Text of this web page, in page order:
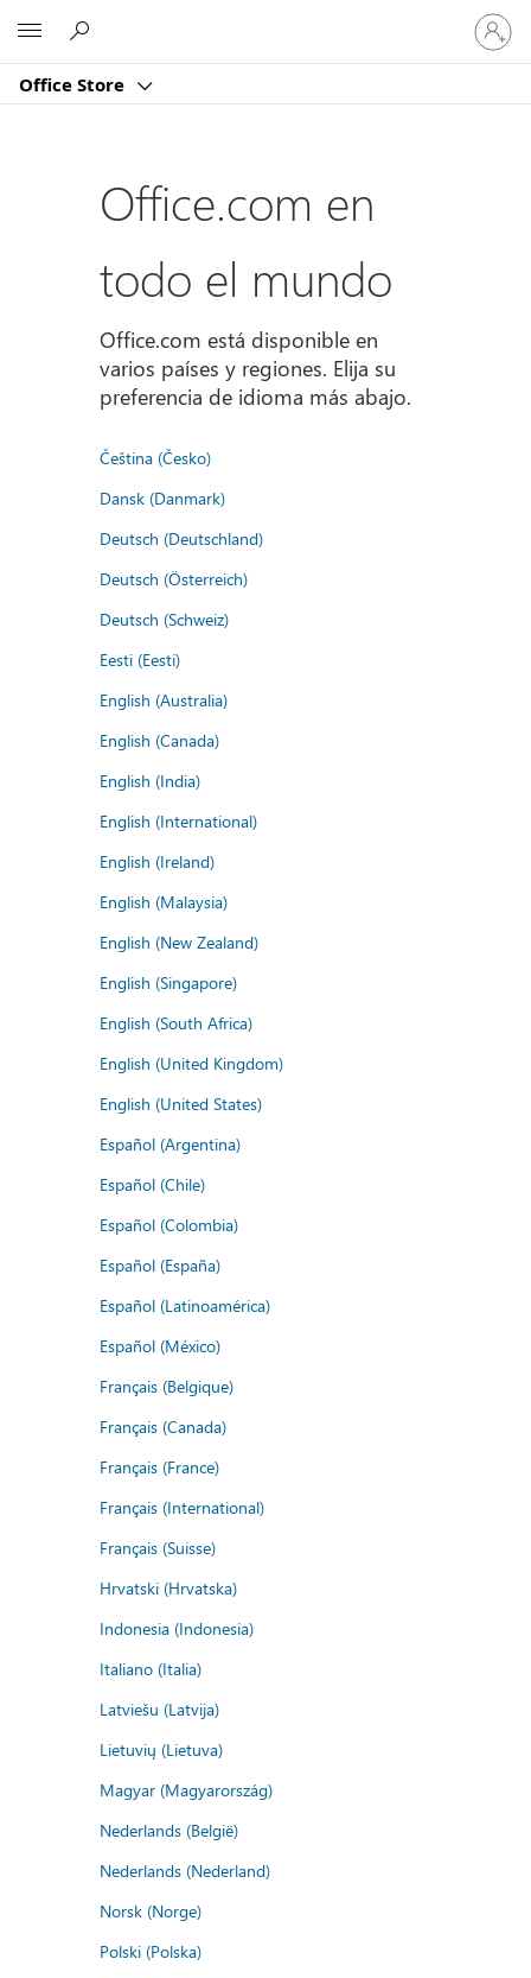
Office Store
Iniciar
sesión
en
cuenta
Office.com en
todo el mundo
Office.com está disponible en
varios países y regiones. Elija su
preferencia de idioma más abajo.
Čeština (Česko)
Dansk (Danmark)
Deutsch (Deutschland)
Deutsch (Österreich)
Deutsch (Schweiz)
Eesti (Eesti)
English (Australia)
English (Canada)
English (India)
English (International)
English (Ireland)
English (Malaysia)
English (New Zealand)
English (Singapore)
English (South Africa)
English (United Kingdom)
English (United States)
Español (Argentina)
Español (Chile)
Español (Colombia)
Español (España)
Español (Latinoamérica)
Español (México)
Français (Belgique)
Français (Canada)
Français (France)
Français (International)
Français (Suisse)
Hrvatski (Hrvatska)
Indonesia (Indonesia)
Italiano (Italia)
Latviešu (Latvija)
Lietuvių (Lietuva)
Magyar (Magyarország)
Nederlands (België)
Nederlands (Nederland)
Norsk (Norge)
Polski (Polska)